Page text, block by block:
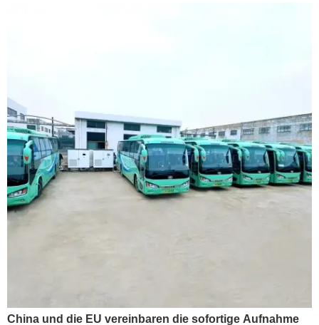
China und die EU vereinbaren die sofortige Aufnahme